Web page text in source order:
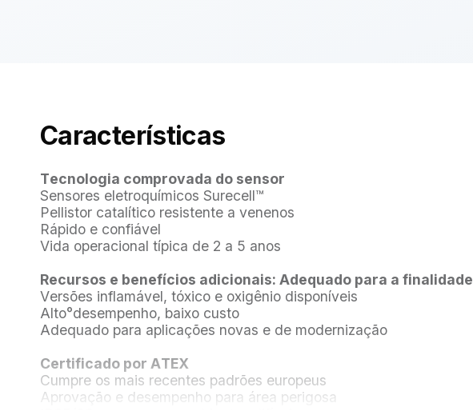
Características
Tecnologia comprovada do sensor
Sensores eletroquímicos Surecell™
Pellistor catalítico resistente a venenos
Rápido e confiável
Vida operacional típica de 2 a 5 anos
Recursos e benefícios adicionais: Adequado para a finalidade
Versões inflamável, tóxico e oxigênio disponíveis
Alto°desempenho, baixo custo
Adequado para aplicações novas e de modernização
Certificado por ATEX
Cumpre os mais recentes padrões europeus
Aprovação e desempenho para área perigosa